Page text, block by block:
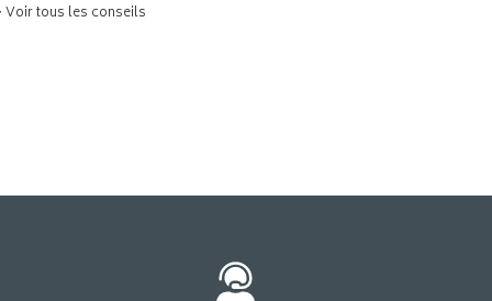
Voir tous les conseils